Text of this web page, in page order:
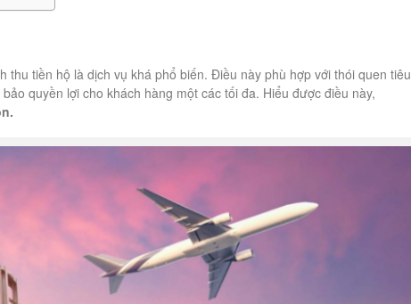
thu tiền hộ là dịch vụ khá phổ biến. Điều này phù hợp với thói quen tiêu
quyền lợi cho khách hàng một các tối đa. Hiểu được điều này,